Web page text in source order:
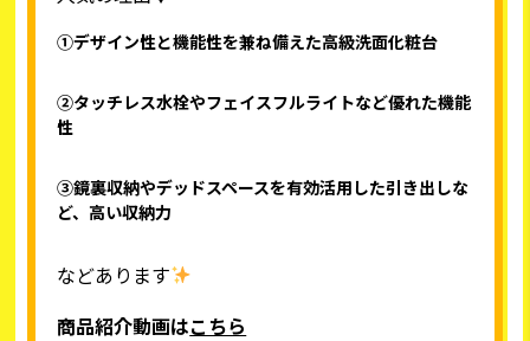
①デザイン性と機能性を兼ね備えた高級洗面化粧台
②タッチレス水栓やフェイスフルライトなど優れた機能
性
③鏡裏収納やデッドスペースを有効活用した引き出しな
ど、高い収納力
などあります
商品紹介動画はこちら